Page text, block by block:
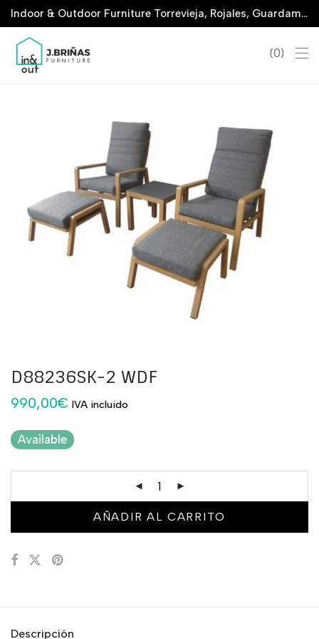
Indoor & Outdoor Furniture Torrevieja, Rojales, Guardamar, La Marina & San Javier
0
D88236SK-2 WDF
990,00€ IVA incluido
Available
AÑADIR AL CARRITO
Descripción